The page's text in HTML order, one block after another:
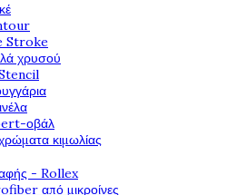
Stroke
χρυσού
οβάλ
κιμωλίας
- Rollex
από μικροίνες